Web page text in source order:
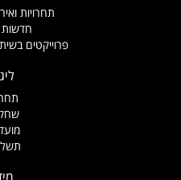
תחרויות
חדשות
פרוייקטים